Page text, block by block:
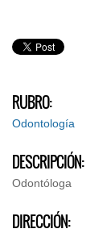
RUBRO:
Odontología
DESCRIPCIÓN:
Odontóloga
DIRECCIÓN: